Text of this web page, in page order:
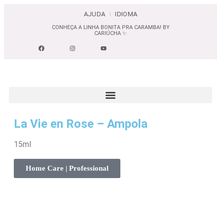
AJUDA IDIOMA
CONHEÇA A LINHA BONITA PRA CARAMBA! BY
CARIÚCHA ✨
La Vie en Rose – Ampola
15ml
Home Care | Professional